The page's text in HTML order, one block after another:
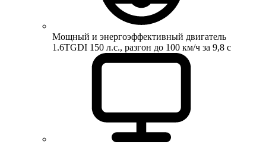
Мощный и энергоэффективный двигатель
1.6TGDI 150 л.с., разгон до 100 км/ч за 9,8 с